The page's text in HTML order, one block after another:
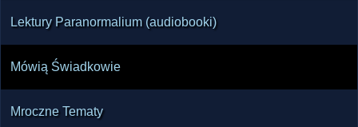
Lektury Paranormalium (audiobooki)
Mówią Świadkowie
Mroczne Tematy